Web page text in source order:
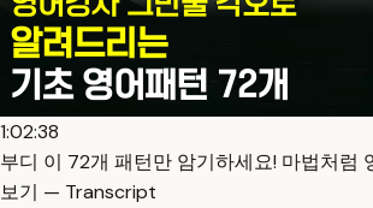
1:02:38
부디 이 72개 패턴만 암기하세요! 마법처럼
보기 — Transcript